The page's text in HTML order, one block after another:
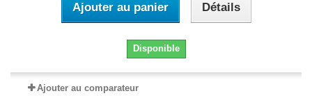
Ajouter au panier Détails
Disponible
Ajouter au comparateur